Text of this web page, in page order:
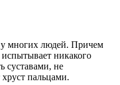
у многих людей. Причем
никакого
суставами, не
пальцами.